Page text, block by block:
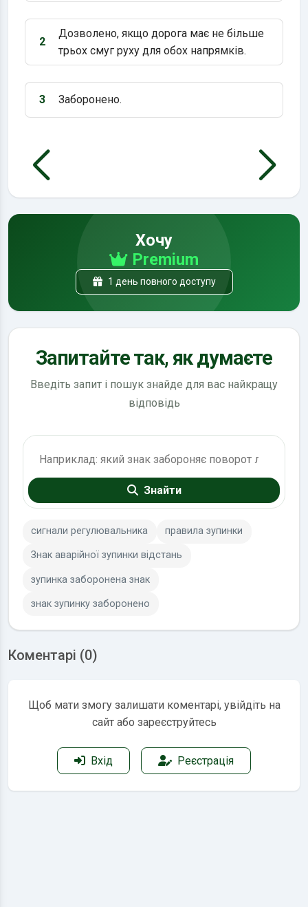
Варіант 2:
2
Дозволено, якщо дорога має не більше
трьох смуг руху для обох напрямків.
Варіант 3:
3 Заборонено.
Хочу
Premium
1 день повного доступу
Запитайте так, як думаєте
Введіть запит і пошук знайде для вас найкращу
відповідь
Знайти
сигнали регулювальника правила зупинки
Знак аварійної зупинки відстань
зупинка заборонена знак
знак зупинку заборонено
Коментарі (0)
Щоб мати змогу залишати коментарі, увійдіть на
сайт або зареєструйтесь
Вхід Реєстрація